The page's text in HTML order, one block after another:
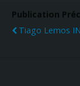
Publication
Tiago Lemos